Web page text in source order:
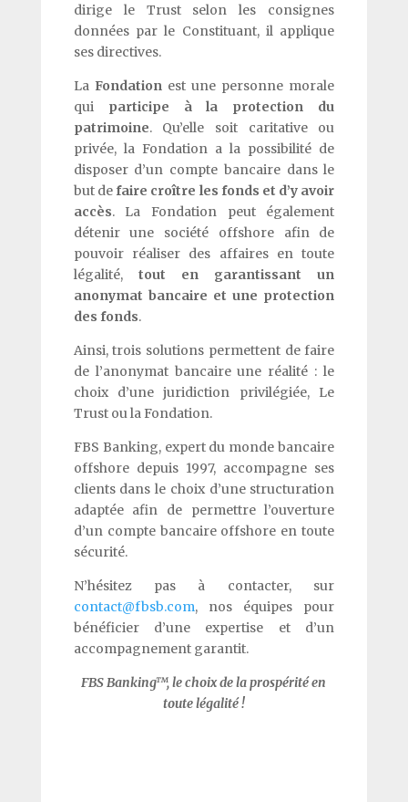
dirige le Trust selon les consignes
données par le Constituant, il applique
ses directives.
La Fondationest une personne morale
qui participe à la protection du
patrimoine. Qu’elle soit caritative ou
privée, la Fondation a la possibilité de
disposer d’un compte bancaire dans le
but de faire croître les fonds et d’y avoir
accès. La Fondation peut également
détenir une société offshore afin de
pouvoir réaliser des affaires en toute
légalité, tout en garantissant un
anonymat bancaire et une protection
des fonds.
Ainsi, trois solutions permettent de faire
de l’anonymat bancaire une réalité : le
choix d’une juridiction privilégiée, Le
Trust ou la Fondation.
FBS Banking, expert du monde bancaire
offshore depuis 1997, accompagne ses
clients dans le choix d’une structuration
adaptée afin de permettre l’ouverture
d’un compte bancaire offshore en toute
sécurité.
N’hésitez pas à contacter, sur
contact@fbsb.com, nos équipes pour
bénéficier d’une expertise et d’un
accompagnement garantit.
FBS Banking™, le choix de la prospérité en
toute légalité !